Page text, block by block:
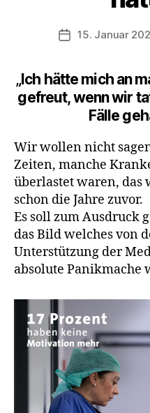
15. Januar
„Ich hätte mich an
gefreut, wenn wir
Fälle
Wir wollen nicht
Zeiten, manche
überlastet waren, das
schon die Jahre zuvor.
Es soll zum Ausdruck
das Bild welches von
Unterstützung der
absolute Panikmache